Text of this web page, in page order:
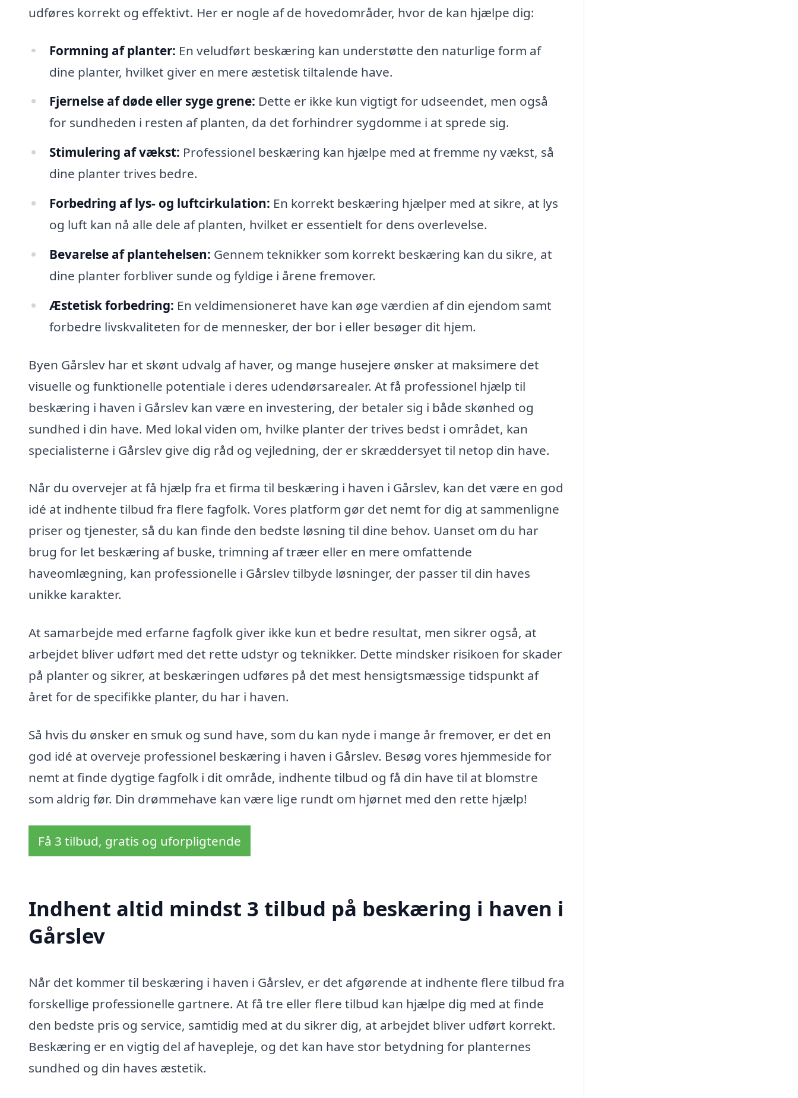
udføres korrekt og effektivt. Her er nogle af de hovedområder, hvor de kan hjælpe dig:
Formning af planter: En veludført beskæring kan understøtte den naturlige form af
dine planter, hvilket giver en mere æstetisk tiltalende have.
Fjernelse af døde eller syge grene: Dette er ikke kun vigtigt for udseendet, men også
for sundheden i resten af planten, da det forhindrer sygdomme i at sprede sig.
Stimulering af vækst: Professionel beskæring kan hjælpe med at fremme ny vækst, så
dine planter trives bedre.
Forbedring af lys- og luftcirkulation: En korrekt beskæring hjælper med at sikre, at lys
og luft kan nå alle dele af planten, hvilket er essentielt for dens overlevelse.
Bevarelse af plantehelsen: Gennem teknikker som korrekt beskæring kan du sikre, at
dine planter forbliver sunde og fyldige i årene fremover.
Æstetisk forbedring: En veldimensioneret have kan øge værdien af din ejendom samt
forbedre livskvaliteten for de mennesker, der bor i eller besøger dit hjem.
Byen Gårslev har et skønt udvalg af haver, og mange husejere ønsker at maksimere det
visuelle og funktionelle potentiale i deres udendørsarealer. At få professionel hjælp til
beskæring i haven i Gårslev kan være en investering, der betaler sig i både skønhed og
sundhed i din have. Med lokal viden om, hvilke planter der trives bedst i området, kan
specialisterne i Gårslev give dig råd og vejledning, der er skræddersyet til netop din have.
Når du overvejer at få hjælp fra et firma til beskæring i haven i Gårslev, kan det være en god
idé at indhente tilbud fra flere fagfolk. Vores platform gør det nemt for dig at sammenligne
priser og tjenester, så du kan finde den bedste løsning til dine behov. Uanset om du har
brug for let beskæring af buske, trimning af træer eller en mere omfattende
haveomlægning, kan professionelle i Gårslev tilbyde løsninger, der passer til din haves
unikke karakter.
At samarbejde med erfarne fagfolk giver ikke kun et bedre resultat, men sikrer også, at
arbejdet bliver udført med det rette udstyr og teknikker. Dette mindsker risikoen for skader
på planter og sikrer, at beskæringen udføres på det mest hensigtsmæssige tidspunkt af
året for de specifikke planter, du har i haven.
Så hvis du ønsker en smuk og sund have, som du kan nyde i mange år fremover, er det en
god idé at overveje professionel beskæring i haven i Gårslev. Besøg vores hjemmeside for
nemt at finde dygtige fagfolk i dit område, indhente tilbud og få din have til at blomstre
som aldrig før. Din drømmehave kan være lige rundt om hjørnet med den rette hjælp!
Få 3 tilbud, gratis og uforpligtende
Indhent altid mindst 3 tilbud på beskæring i haven i
Gårslev
Når det kommer til beskæring i haven i Gårslev, er det afgørende at indhente flere tilbud fra
forskellige professionelle gartnere. At få tre eller flere tilbud kan hjælpe dig med at finde
den bedste pris og service, samtidig med at du sikrer dig, at arbejdet bliver udført korrekt.
Beskæring er en vigtig del af havepleje, og det kan have stor betydning for planternes
sundhed og din haves æstetik.